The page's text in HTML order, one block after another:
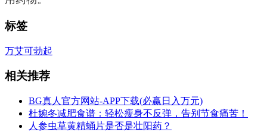
标签
万艾可勃起
相关推荐
BG真人官方网站-APP下载(必赢日入万元)
杜婉冬减肥食谱：轻松瘦身不反弹，告别节食痛苦！
人参虫草黄精蛹片是否是壮阳药？